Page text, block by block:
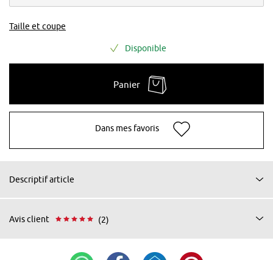
Taille et coupe
Disponible
Panier
Dans mes favoris
Descriptif article
Avis client (2)